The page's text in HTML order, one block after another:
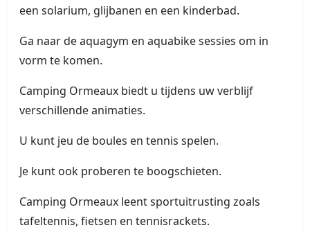
een solarium, glijbanen en een kinderbad.
Ga naar de aquagym en aquabike sessies om in
vorm te komen.
Camping Ormeaux biedt u tijdens uw verblijf
verschillende animaties.
U kunt jeu de boules en tennis spelen.
Je kunt ook proberen te boogschieten.
Camping Ormeaux leent sportuitrusting zoals
tafeltennis, fietsen en tennisrackets.